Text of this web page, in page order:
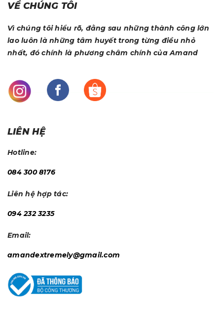
VỀ CHÚNG TÔI
Vì chúng tôi hiểu rõ, đằng sau những thành công lớn
lao luôn là những tâm huyết trong từng điều nhỏ
nhất, đó chính là phương châm chính của Amand
LIÊN HỆ
Hotline:
084 300 8176
Liên hệ hợp tác:
094 232 3235
Email:
amandextremely@gmail.com